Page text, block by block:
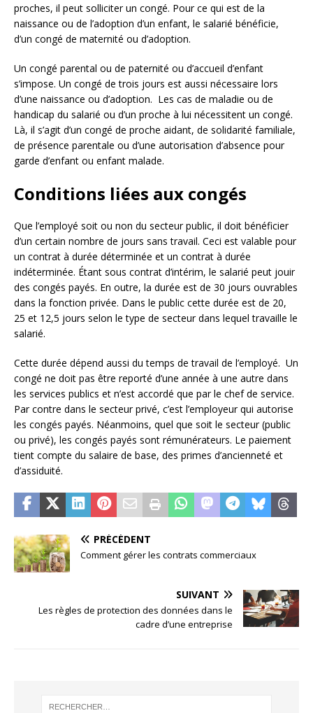
proches, il peut solliciter un congé. Pour ce qui est de la
naissance ou de l’adoption d’un enfant, le salarié bénéficie,
d’un congé de maternité ou d’adoption.
Un congé parental ou de paternité ou d’accueil d’enfant
s’impose. Un congé de trois jours est aussi nécessaire lors
d’une naissance ou d’adoption. Les cas de maladie ou de
handicap du salarié ou d’un proche à lui nécessitent un congé.
Là, il s’agit d’un congé de proche aidant, de solidarité familiale,
de présence parentale ou d’une autorisation d’absence pour
garde d’enfant ou enfant malade.
Conditions liées aux congés
Que l’employé soit ou non du secteur public, il doit bénéficier
d’un certain nombre de jours sans travail. Ceci est valable pour
un contrat à durée déterminée et un contrat à durée
indéterminée. Étant sous contrat d’intérim, le salarié peut jouir
des congés payés. En outre, la durée est de 30 jours ouvrables
dans la fonction privée. Dans le public cette durée est de 20,
25 et 12,5 jours selon le type de secteur dans lequel travaille le
salarié.
Cette durée dépend aussi du temps de travail de l’employé. Un
congé ne doit pas être reporté d’une année à une autre dans
les services publics et n’est accordé que par le chef de service.
Par contre dans le secteur privé, c’est l’employeur qui autorise
les congés payés. Néanmoins, quel que soit le secteur (public
ou privé), les congés payés sont rémunérateurs. Le paiement
tient compte du salaire de base, des primes d’ancienneté et
d’assiduité.
PRÉCÉDENT
Comment gérer les contrats commerciaux
SUIVANT
Les règles de protection des données dans le
cadre d’une entreprise